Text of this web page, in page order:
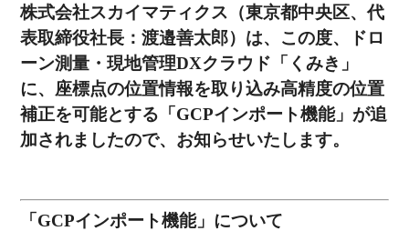
株式会社スカイマティクス（東京都中央区、代
表取締役社長：渡邉善太郎）は、この度、ドロ
ーン測量・現地管理DXクラウド「くみき」
に、座標点の位置情報を取り込み高精度の位置
補正を可能とする「GCPインポート機能」が追
加されましたので、お知らせいたします。
「GCPインポート機能」について